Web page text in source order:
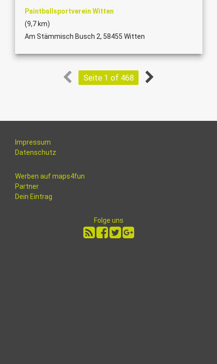
Paintballsportverein Witten
(9,7 km)
Am Stämmisch Busch 2, 58455 Witten
Seite 1 of 468
Impressum
Datenschutz
Werben auf maps4fun
Partner
Dein Eintrag
Folge uns